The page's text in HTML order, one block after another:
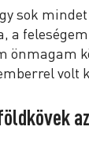
sok
a
önmagam
volt